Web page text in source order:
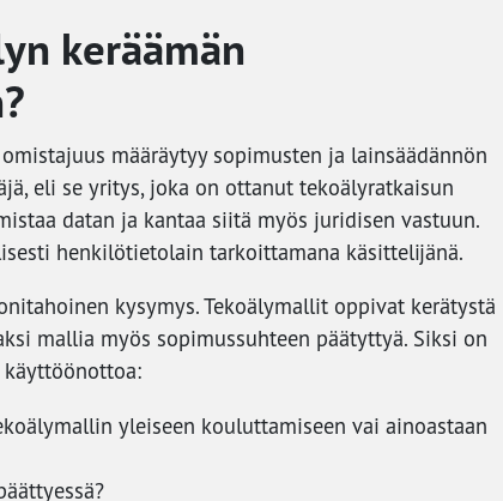
keräämän
määräytyy sopimusten ja lainsäädännön
eli se yritys, joka on ottanut tekoälyratkaisun
datan ja kantaa siitä myös juridisen vastuun.
henkilötietolain tarkoittamana käsittelijänä.
kysymys. Tekoälymallit oppivat kerätystä
mallia myös sopimussuhteen päätyttyä. Siksi on
yleiseen kouluttamiseen vai ainoastaan